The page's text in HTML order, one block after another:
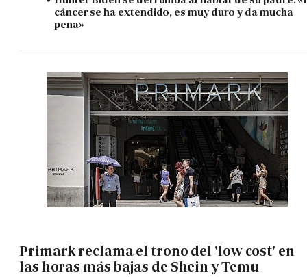
cáncer se ha extendido, es muy duro y da mucha
pena»
Primark reclama el trono del 'low cost' en
las horas más bajas de Shein y Temu